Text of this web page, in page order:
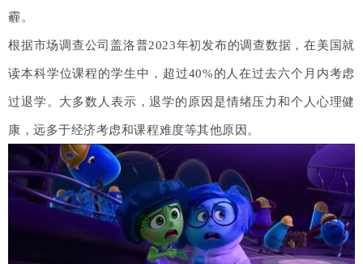
霾。
根据市场调查公司盖洛普2023年初发布的调查数据，在美国就
读本科学位课程的学生中，超过40%的人在过去六个月内考虑
过退学。大多数人表示，退学的原因是情绪压力和个人心理健
康，远多于经济考虑和课程难度等其他原因。